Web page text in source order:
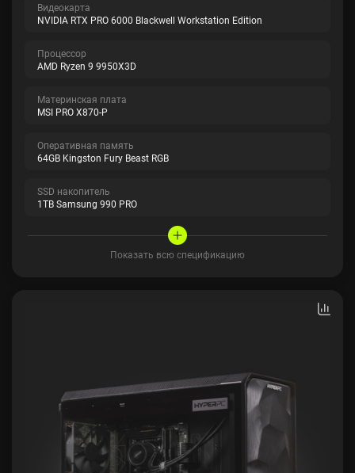
Видеокарта
NVIDIA RTX PRO 6000 Blackwell Workstation Edition
Процессор
AMD Ryzen 9 9950X3D
Материнская плата
MSI PRO X870-P
Оперативная память
64GB Kingston Fury Beast RGB
SSD накопитель
1TB Samsung 990 PRO
Показать всю спецификацию